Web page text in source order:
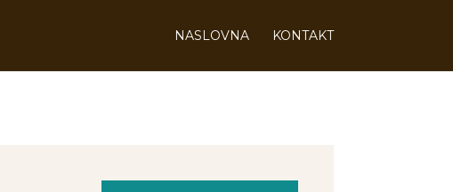
NASLOVNA KONTAKT